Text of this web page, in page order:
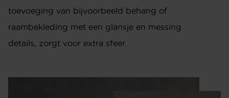
toevoeging van bijvoorbeeld behang of
raambekleding met een glansje en messing
details, zorgt voor extra sfeer.